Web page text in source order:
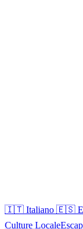
🇮🇹 Italiano 🇪🇸
Culture Locale